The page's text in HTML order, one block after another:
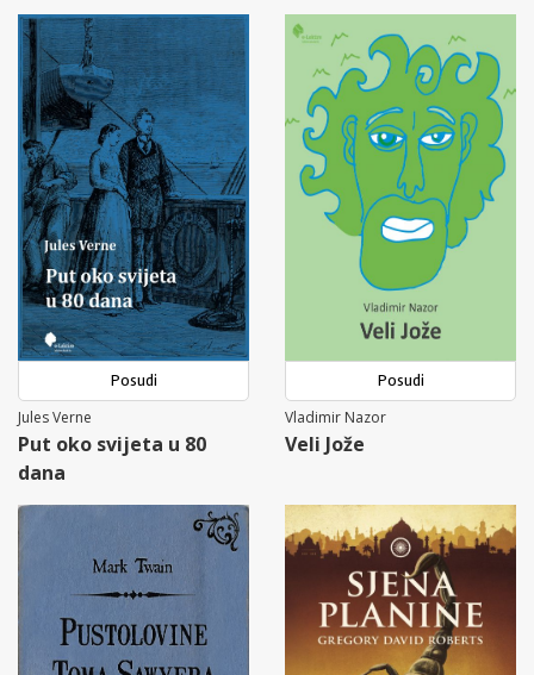
Posudi
Jules Verne
Put oko svijeta u 80
dana
Posudi
Vladimir Nazor
Veli Jože